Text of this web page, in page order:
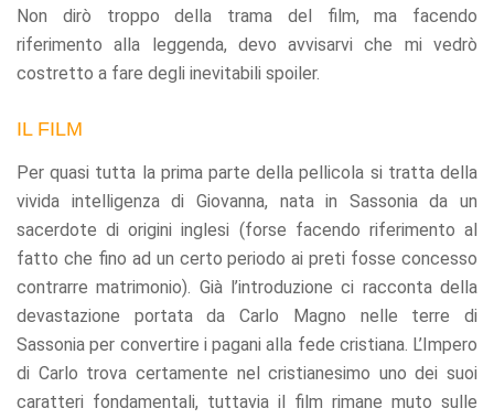
Non dirò troppo della trama del film, ma facendo
riferimento alla leggenda, devo avvisarvi che mi vedrò
costretto a fare degli inevitabili spoiler.
IL FILM
Per quasi tutta la prima parte della pellicola si tratta della
vivida intelligenza di Giovanna, nata in Sassonia da un
sacerdote di origini inglesi (forse facendo riferimento al
fatto che fino ad un certo periodo ai preti fosse concesso
contrarre matrimonio). Già l’introduzione ci racconta della
devastazione portata da Carlo Magno nelle terre di
Sassonia per convertire i pagani alla fede cristiana. L’Impero
di Carlo trova certamente nel cristianesimo uno dei suoi
caratteri fondamentali, tuttavia il film rimane muto sulle